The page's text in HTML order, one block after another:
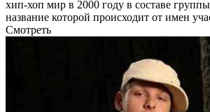
хип-хоп мир в 2000 году в составе
название которой происходит от имен
Смотреть